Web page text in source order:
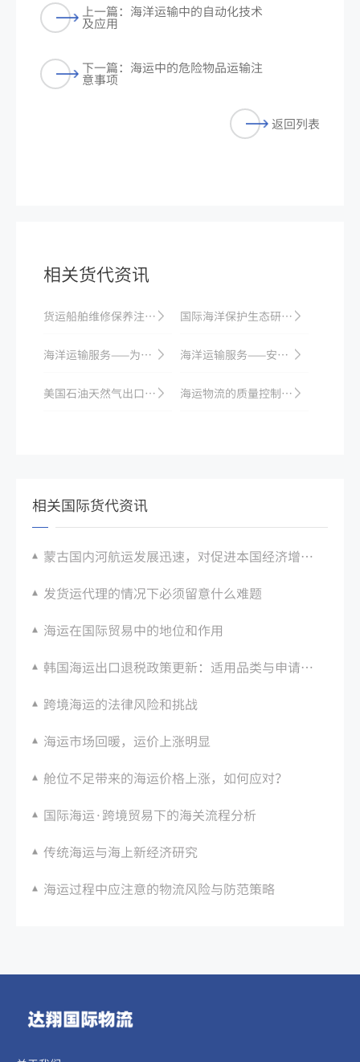
上一篇：海洋运输中的自动化技术
及应用
下一篇：海运中的危险物品运输注
意事项
返回列表
相关货代资讯
货运船舶维修保养注意事项 国际海洋保护生态研究与概述
海洋运输服务——为海外采购提供便捷物流通道 海洋运输服务——安全、高效、经济的全球物流方案
美国石油天然气出口增长，推动国际液化天然气海运业务发展 海运物流的质量控制和监管
相关国际货代资讯
蒙古国内河航运发展迅速，对促进本国经济增长有重要作用
发货运代理的情况下必须留意什么难题
海运在国际贸易中的地位和作用
韩国海运出口退税政策更新：适用品类与申请流程
跨境海运的法律风险和挑战
海运市场回暖，运价上涨明显
舱位不足带来的海运价格上涨，如何应对？
国际海运·跨境贸易下的海关流程分析
传统海运与海上新经济研究
海运过程中应注意的物流风险与防范策略